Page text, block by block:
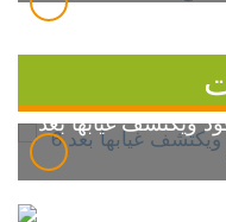
ويكتشف غيابها بعد